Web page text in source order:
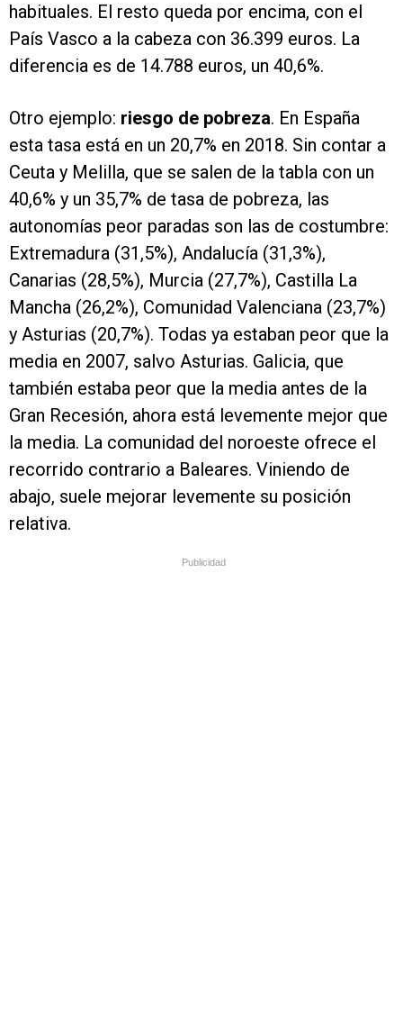
habituales. El resto queda por encima, con el
País Vasco a la cabeza con 36.399 euros. La
diferencia es de 14.788 euros, un 40,6%.
Otro ejemplo: riesgo de pobreza. En España
esta tasa está en un 20,7% en 2018. Sin contar a
Ceuta y Melilla, que se salen de la tabla con un
40,6% y un 35,7% de tasa de pobreza, las
autonomías peor paradas son las de costumbre:
Extremadura (31,5%), Andalucía (31,3%),
Canarias (28,5%), Murcia (27,7%), Castilla La
Mancha (26,2%), Comunidad Valenciana (23,7%)
y Asturias (20,7%). Todas ya estaban peor que la
media en 2007, salvo Asturias. Galicia, que
también estaba peor que la media antes de la
Gran Recesión, ahora está levemente mejor que
la media. La comunidad del noroeste ofrece el
recorrido contrario a Baleares. Viniendo de
abajo, suele mejorar levemente su posición
relativa.
Publicidad